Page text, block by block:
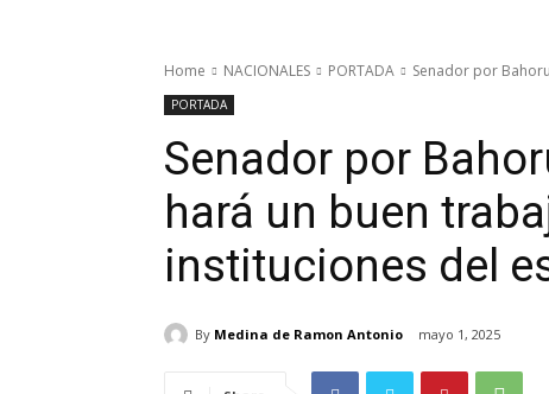
Home NACIONALES PORTADA Senador por
PORTADA
Senador por
hará un buen
instituciones del
By Medina de Ramon Antonio mayo 1, 2025